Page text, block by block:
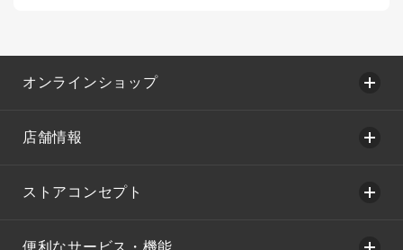
オンラインショップ
店舗情報
ストアコンセプト